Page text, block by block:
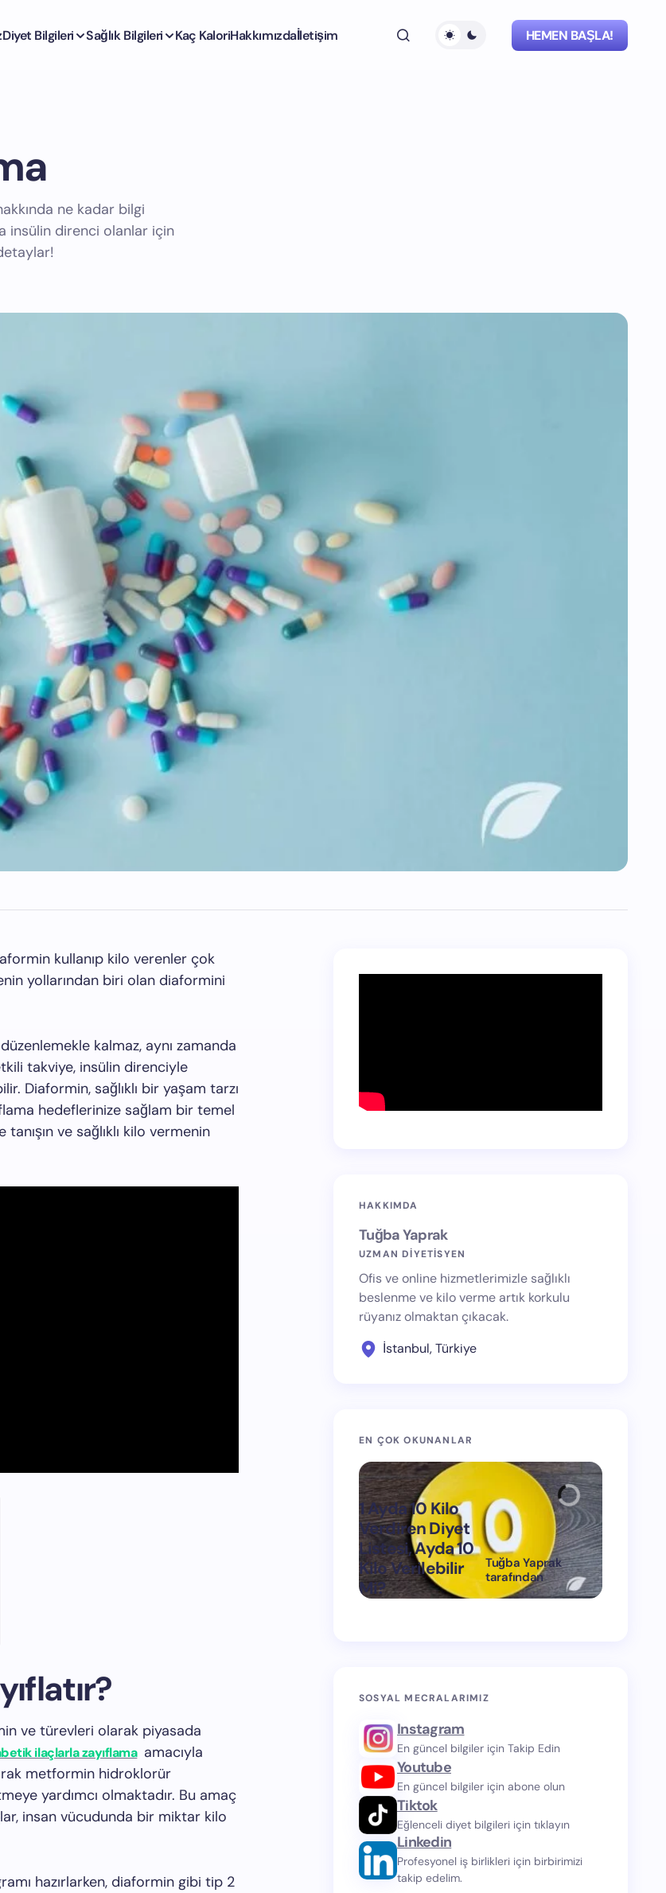
Diyet Bilgileri Sağlık Bilgileri Kaç KaloriHakkımızdaİletişim HEMEN BAŞLA!
ne kadar bilgi
insülin direnci olanlar için
kullanıp kilo verenler çok
yollarından biri olan diaformini
kalmaz, aynı zamanda
takviye, insülin direnciyle
Diaformin, sağlıklı bir yaşam tarzı
hedeflerinize sağlam bir temel
ve sağlıklı kilo vermenin
ve türevleri olarak piyasada
ilaçlarla zayıflama amacıyla
metformin hidroklorür
yardımcı olmaktadır. Bu amaç
insan vücudunda bir miktar kilo
hazırlarken, diaformin gibi tip 2
HAKKIMDA
Tuğba Yaprak
UZMAN DİYETİSYEN
Ofis ve online hizmetlerimizle sağlıklı
beslenme ve kilo verme artık korkulu
rüyanız olmaktan çıkacak.
İstanbul, Türkiye
EN ÇOK OKUNANLAR
1 Ayda 10 Kilo
Verdiren Diyet
Listesi, Ayda 10
Kilo Verilebilir
Mi?
Tuğba Yaprak
tarafından
on
Mart 11, 2024
SOSYAL MECRALARIMIZ
Instagram
En güncel bilgiler için Takip Edin
Youtube
En güncel bilgiler için abone olun
Tiktok
Eğlenceli diyet bilgileri için tıklayın
Linkedin
Profesyonel iş birlikleri için birbirimizi
takip edelim.